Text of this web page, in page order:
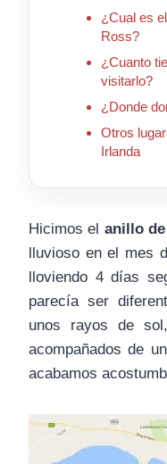
¿Cual es
Ross?
¿Cuanto
visitarlo?
¿Donde
Otros
Irlanda
Hicimos el anillo
lluvioso en el mes
lloviendo 4 días
parecía ser
unos rayos de
acompañados de
acabamos